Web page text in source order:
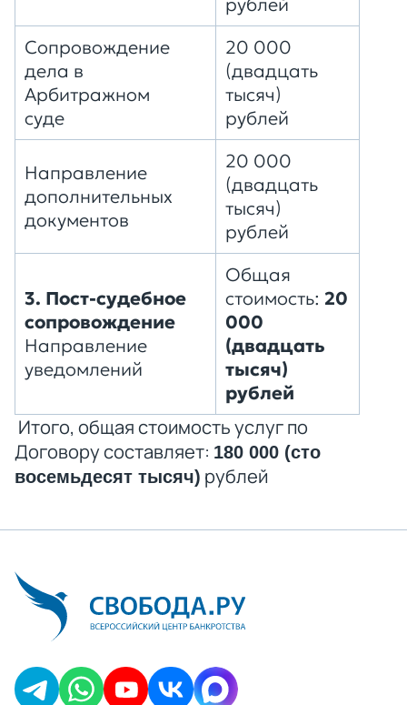
Сопровождение
дела в
Арбитражном
суде
20 000
(двадцать
тысяч)
рублей
Направление
дополнительных
документов
20 000
(двадцать
тысяч)
рублей
3. Пост-судебное
сопровождение
Направление
уведомлений
Общая
стоимость: 20
000
(двадцать
тысяч)
рублей
Итого, общая стоимость услуг по
Договору составляет: 180 000 (сто
восемьдесят тысяч) рублей